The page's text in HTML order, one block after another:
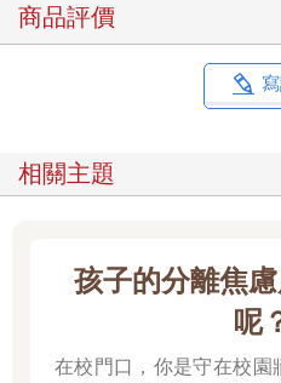
商品評價
相關主題
孩子的分離焦
呢
在校門口，你是守在校園